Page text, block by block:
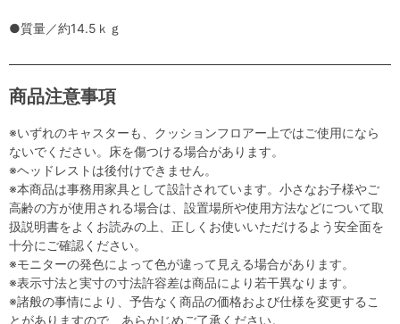
●質量／約14.5ｋｇ
商品注意事項
※いずれのキャスターも、クッションフロアー上ではご使用になら
ないでください。床を傷つける場合があります。
※ヘッドレストは後付けできません。
※本商品は事務用家具として設計されています。小さなお子様やご
高齢の方が使用される場合は、設置場所や使用方法などについて取
扱説明書をよくお読みの上、正しくお使いいただけるよう安全面を
十分にご確認ください。
※モニターの発色によって色が違って見える場合があります。
※表示寸法と実寸の寸法許容差は商品により若干異なります。
※諸般の事情により、予告なく商品の価格および仕様を変更するこ
とがありますので、あらかじめご了承ください。